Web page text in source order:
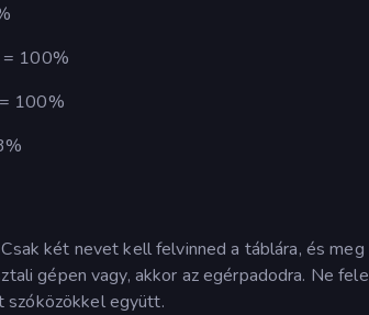
= 100%
100%
két nevet kell felvinned a táblára, és
gépen vagy, akkor az egérpadodra. Ne
szóközökkel együtt.